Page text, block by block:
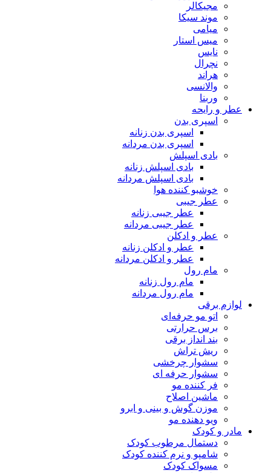
مجیکالر
موند سیکا
میامی
میس استار
نایس
نچرال
هراند
والانسی
وربنا
عطر و رایحه
اسپری بدن
اسپری بدن زنانه
اسپری بدن مردانه
بادی اسپلش
بادی اسپلش زنانه
بادی اسپلش مردانه
خوشبو کننده هوا
عطر جیبی
عطر جیبی زنانه
عطر جیبی مردانه
عطر و ادکلن
عطر و ادکلن زنانه
عطر و ادکلن مردانه
مام رول
مام رول زنانه
مام رول مردانه
لوازم برقی
اتو مو حرفه‌ای
برس حرارتی
بند انداز برقی
ریش تراش
سشوار چرخشی
سشوار حرفه ای
فر کننده‌ مو
ماشین اصلاح
موزن گوش و بینی و ابرو
ویو دهنده مو
مادر و کودک
دستمال مرطوب کودک
شامپو و نرم کننده کودک
مسواک کودک